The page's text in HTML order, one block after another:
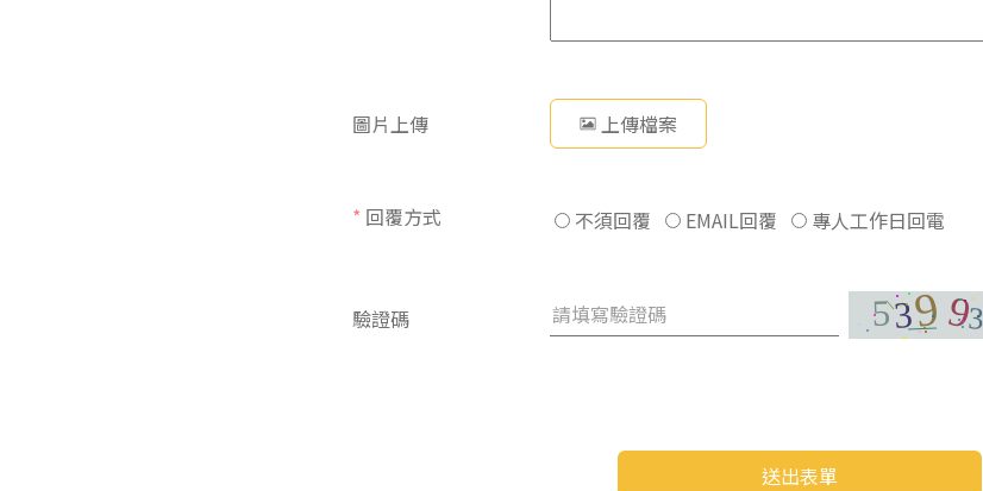
圖片上傳 上傳檔案
* 回覆方式 不須回覆 EMAIL回覆 專人工作日回電
驗證碼
送出表單